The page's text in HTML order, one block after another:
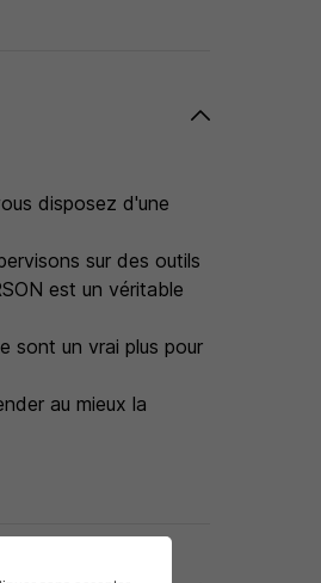
disposez d'une
sur des outils
est un véritable
sont un vrai plus pour
au mieux la